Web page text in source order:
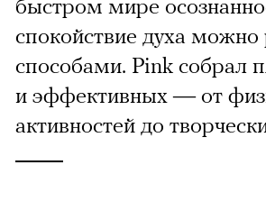
быстром мире
спокойствие духа
способами. Pink собрал
и эффективных — от
активностей до